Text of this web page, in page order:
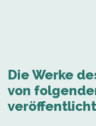
Die Werke
von